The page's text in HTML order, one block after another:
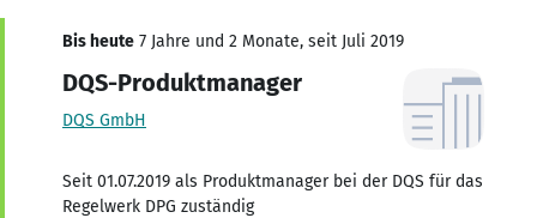
Bis heute 7 Jahre und 2 Monate, seit Juli 2019
DQS-Produktmanager
DQS GmbH
Seit 01.07.2019 als Produktmanager bei der DQS für das
Regelwerk DPG zuständig